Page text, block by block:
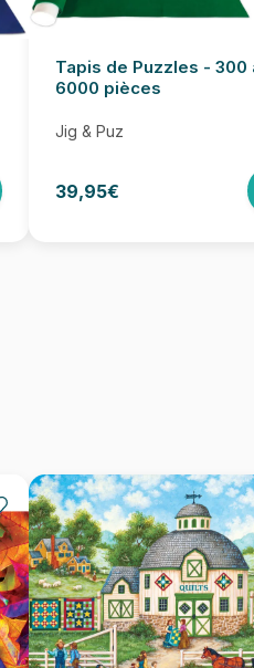
Tapis de Puzzles - 300
6000 pièces
Jig & Puz
39,95€